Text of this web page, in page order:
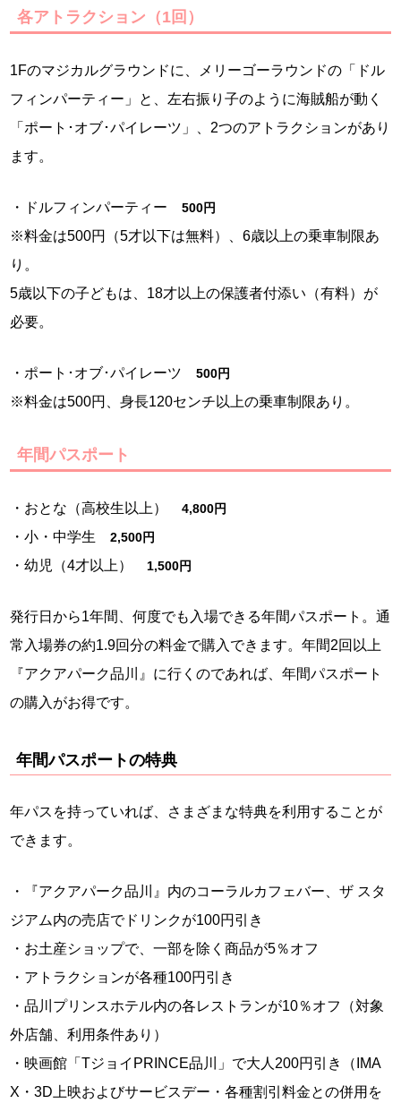
各アトラクション（1回）
1Fのマジカルグラウンドに、メリーゴーラウンドの「ドル
フィンパーティー」と、左右振り子のように海賊船が動く
「ポート･オブ･パイレーツ」、2つのアトラクションがあり
ます。
・ドルフィンパーティー500円
※料金は500円（5才以下は無料）、6歳以上の乗車制限あ
り。
5歳以下の子どもは、18才以上の保護者付添い（有料）が
必要。
・ポート･オブ･パイレーツ500円
※料金は500円、身長120センチ以上の乗車制限あり。
年間パスポート
・おとな（高校生以上）4,800円
・小・中学生2,500円
・幼児（4才以上） 1,500円
発行日から1年間、何度でも入場できる年間パスポート。通
常入場券の約1.9回分の料金で購入できます。年間2回以上
『アクアパーク品川』に行くのであれば、年間パスポート
の購入がお得です。
年間パスポートの特典
年パスを持っていれば、さまざまな特典を利用することが
できます。
・『アクアパーク品川』内のコーラルカフェバー、ザ スタ
ジアム内の売店でドリンクが100円引き
・お土産ショップで、一部を除く商品が5％オフ
・アトラクションが各種100円引き
・品川プリンスホテル内の各レストランが10％オフ（対象
外店舗、利用条件あり）
・映画館「TジョイPRINCE品川」で大人200円引き（IMA
X・3D上映およびサービスデー・各種割引料金との併用を